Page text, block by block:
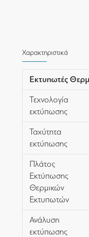
Χαρακτηριστικά
Εκτυπωτές
Τεχνολογία
εκτύπωσης
Ταχύτητα
εκτύπωσης
Πλάτος
Εκτύπωσης
Θερμικών
Εκτυπωτών
Ανάλυση
εκτύπωσης